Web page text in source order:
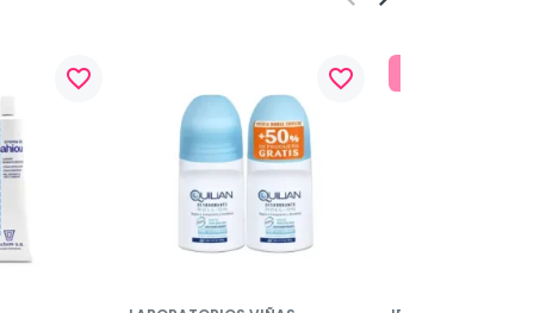
favorite_border favorite_border